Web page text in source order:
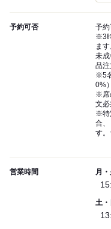
予約可否
予
※3
ます
未
品
※5
0%）
※席
文
※特
合
す。
営業時間 月
土・